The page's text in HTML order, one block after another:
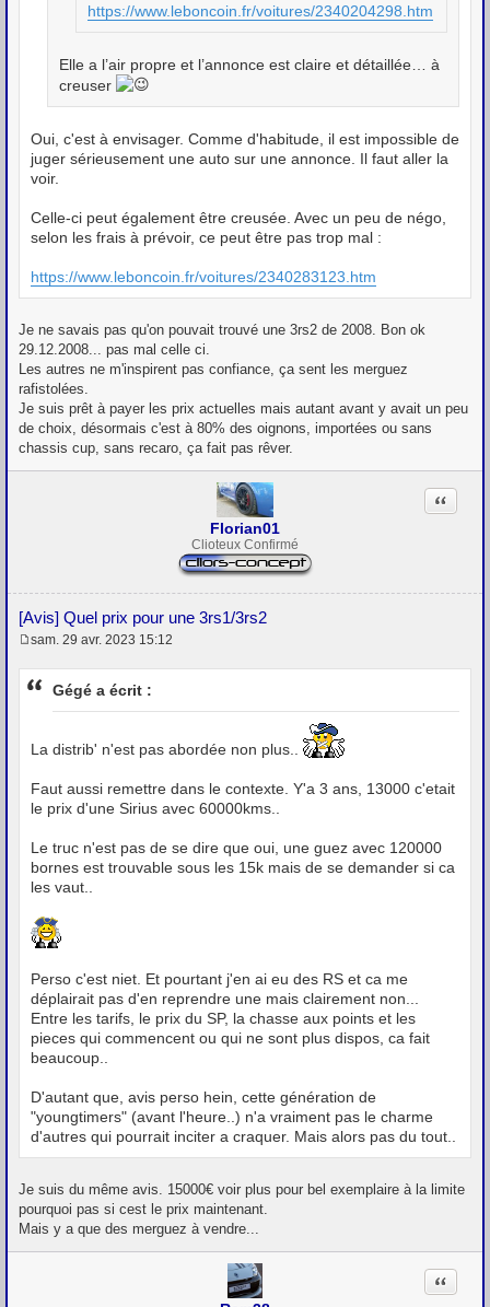
https://www.leboncoin.fr/voitures/2340204298.htm
Elle a l’air propre et l’annonce est claire et détaillée… à
creuser
Oui, c'est à envisager. Comme d'habitude, il est impossible de
juger sérieusement une auto sur une annonce. Il faut aller la
voir.
Celle-ci peut également être creusée. Avec un peu de négo,
selon les frais à prévoir, ce peut être pas trop mal :
https://www.leboncoin.fr/voitures/2340283123.htm
Je ne savais pas qu'on pouvait trouvé une 3rs2 de 2008. Bon ok
29.12.2008... pas mal celle ci.
Les autres ne m'inspirent pas confiance, ça sent les merguez
rafistolées.
Je suis prêt à payer les prix actuelles mais autant avant y avait un peu
de choix, désormais c'est à 80% des oignons, importées ou sans
chassis cup, sans recaro, ça fait pas rêver.
Florian01
Clioteux Confirmé
[Avis] Quel prix pour une 3rs1/3rs2
Citation
e
s
e
sam. 29 avr. 2023 15:12
Gégé a écrit :
La distrib' n'est pas abordée non plus..
Faut aussi remettre dans le contexte. Y'a 3 ans, 13000 c'etait
le prix d'une Sirius avec 60000kms..
Le truc n'est pas de se dire que oui, une guez avec 120000
bornes est trouvable sous les 15k mais de se demander si ca
les vaut..
Perso c'est niet. Et pourtant j'en ai eu des RS et ca me
déplairait pas d'en reprendre une mais clairement non...
Entre les tarifs, le prix du SP, la chasse aux points et les
pieces qui commencent ou qui ne sont plus dispos, ca fait
beaucoup..
D'autant que, avis perso hein, cette génération de
"youngtimers" (avant l'heure..) n'a vraiment pas le charme
d'autres qui pourrait inciter a craquer. Mais alors pas du tout..
Je suis du même avis. 15000€ voir plus pour bel exemplaire à la limite
pourquoi pas si cest le prix maintenant.
Mais y a que des merguez à vendre...
Citation